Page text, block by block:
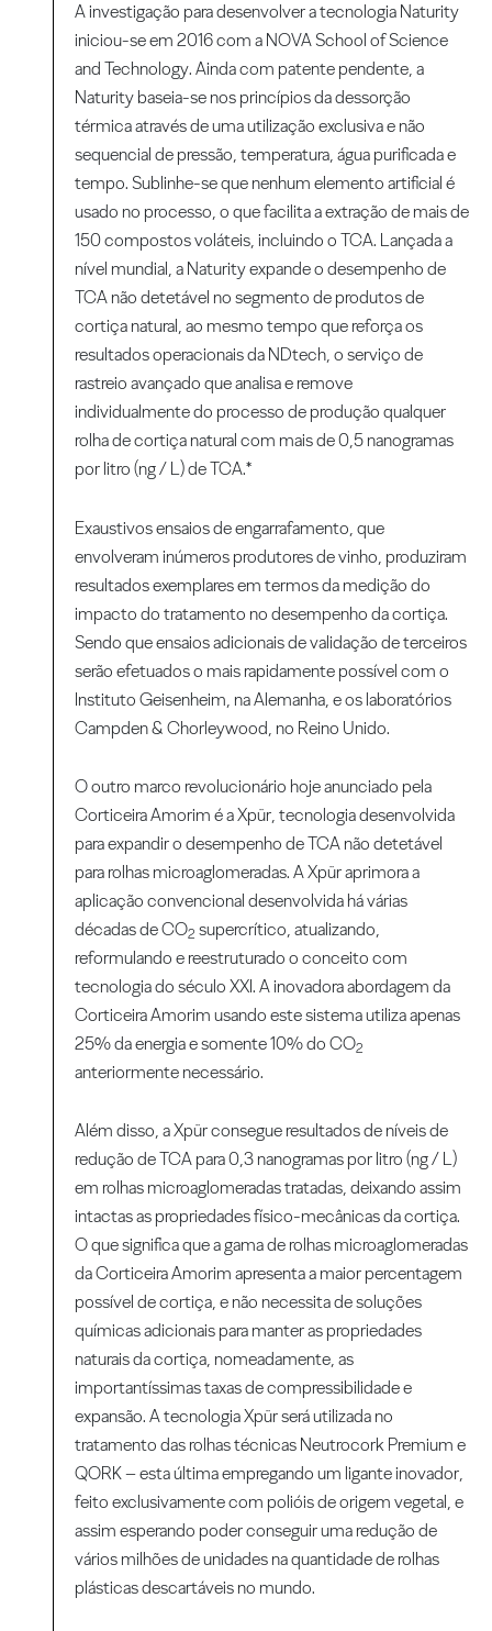
A investigação para desenvolver a tecnologia Naturity
iniciou-se em 2016 com a NOVA School of Science
and Technology. Ainda com patente pendente, a
Naturity baseia-se nos princípios da dessorção
térmica através de uma utilização exclusiva e não
sequencial de pressão, temperatura, água purificada e
tempo. Sublinhe-se que nenhum elemento artificial é
usado no processo, o que facilita a extração de mais de
150 compostos voláteis, incluindo o TCA. Lançada a
nível mundial, a Naturity expande o desempenho de
TCA não detetável no segmento de produtos de
cortiça natural, ao mesmo tempo que reforça os
resultados operacionais da NDtech, o serviço de
rastreio avançado que analisa e remove
individualmente do processo de produção qualquer
rolha de cortiça natural com mais de 0,5 nanogramas
por litro (ng / L) de TCA.*
Exaustivos ensaios de engarrafamento, que
envolveram inúmeros produtores de vinho, produziram
resultados exemplares em termos da medição do
impacto do tratamento no desempenho da cortiça.
Sendo que ensaios adicionais de validação de terceiros
serão efetuados o mais rapidamente possível com o
Instituto Geisenheim, na Alemanha, e os laboratórios
Campden & Chorleywood, no Reino Unido.
O outro marco revolucionário hoje anunciado pela
Corticeira Amorim é a Xpür, tecnologia desenvolvida
para expandir o desempenho de TCA não detetável
para rolhas microaglomeradas. A Xpür aprimora a
aplicação convencional desenvolvida há várias
décadas de CO2 supercrítico, atualizando,
reformulando e reestruturado o conceito com
tecnologia do século XXI. A inovadora abordagem da
Corticeira Amorim usando este sistema utiliza apenas
25% da energia e somente 10% do CO2
anteriormente necessário.
Além disso, a Xpür consegue resultados de níveis de
redução de TCA para 0,3 nanogramas por litro (ng / L)
em rolhas microaglomeradas tratadas, deixando assim
intactas as propriedades físico-mecânicas da cortiça.
O que significa que a gama de rolhas microaglomeradas
da Corticeira Amorim apresenta a maior percentagem
possível de cortiça, e não necessita de soluções
químicas adicionais para manter as propriedades
naturais da cortiça, nomeadamente, as
importantíssimas taxas de compressibilidade e
expansão. A tecnologia Xpür será utilizada no
tratamento das rolhas técnicas Neutrocork Premium e
QORK – esta última empregando um ligante inovador,
feito exclusivamente com polióis de origem vegetal, e
assim esperando poder conseguir uma redução de
vários milhões de unidades na quantidade de rolhas
plásticas descartáveis no mundo.